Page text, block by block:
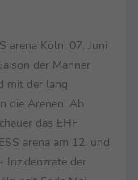
arena Köln, 07. Juni
der Männer
mit der lang
die Arenen. Ab
das EHF
arena am 12. und
Inzidenzrate der